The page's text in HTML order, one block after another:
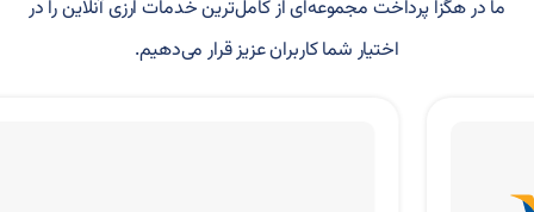
ما در هگزا پرداخت مجموعه‌ای از کامل‌ترین خدمات ارزی آنلاین را در
اختیار شما کاربران عزیز قرار می‌دهیم.